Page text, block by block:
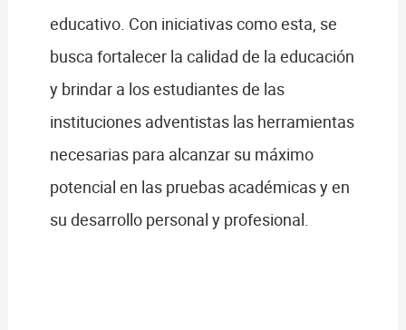
educativo. Con iniciativas como esta, se
busca fortalecer la calidad de la educación
y brindar a los estudiantes de las
instituciones adventistas las herramientas
necesarias para alcanzar su máximo
potencial en las pruebas académicas y en
su desarrollo personal y profesional.